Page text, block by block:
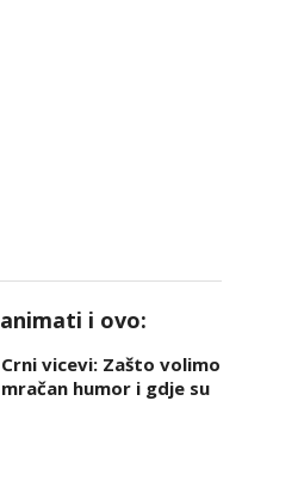
i ovo:
Crni vicevi: Zašto volimo
mračan humor i gdje su